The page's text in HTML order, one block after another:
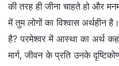
की तरह ही जीना चाहते हो और
में तुम लोगों का विश्वास अर्थहीन
है? परमेश्वर में आस्था का अर्थ
मार्ग, जीवन के प्रति उनके